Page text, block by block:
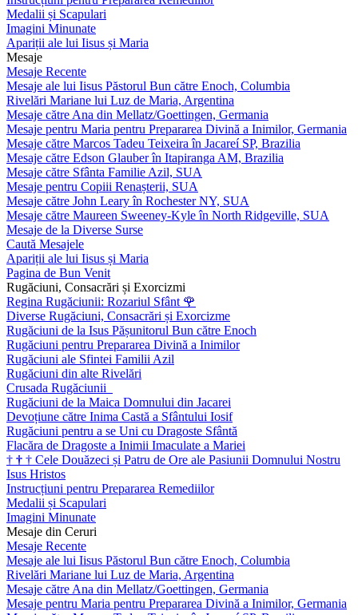
Medalii și Scapulari
Imagini Minunate
Apariții ale lui Iisus și Maria
Mesaje
Mesaje Recente
Mesaje ale lui Iisus Păstorul Bun către Enoch, Columbia
Rivelări Mariane lui Luz de Maria, Argentina
Mesaje către Ana din Mellatz/Goettingen, Germania
Mesaje pentru Maria pentru Prepararea Divină a Inimilor, Germania
Mesaje către Marcos Tadeu Teixeira în Jacareí SP, Brazilia
Mesaje către Edson Glauber în Itapiranga AM, Brazilia
Mesaje către Sfânta Familie Azil, SUA
Mesaje pentru Copiii Renașterii, SUA
Mesaje către John Leary în Rochester NY, SUA
Mesaje către Maureen Sweeney-Kyle în North Ridgeville, SUA
Mesaje de la Diverse Surse
Caută Mesajele
Apariții ale lui Iisus și Maria
Pagina de Bun Venit
Rugăciuni, Consacrări și Exorcizmi
Regina Rugăciunii: Rozariul Sfânt 🌹
Diverse Rugăciuni, Consacrări și Exorcizme
Rugăciuni de la Isus Pășunitorul Bun către Enoch
Rugăciuni pentru Prepararea Divină a Inimilor
Rugăciuni ale Sfintei Familii Azil
Rugăciuni din alte Rivelări
Crusada Rugăciunii
Rugăciuni de la Maica Domnului din Jacarei
Devoțiune către Inima Castă a Sfântului Iosif
Rugăciuni pentru a se Uni cu Dragoste Sfântă
Flacăra de Dragoste a Inimii Imaculate a Mariei
† † † Cele Douăzeci și Patru de Ore ale Pasiunii Domnului Nostru
Isus Hristos
Instrucțiuni pentru Prepararea Remediilor
Medalii și Scapulari
Imagini Minunate
Mesaje din Ceruri
Mesaje Recente
Mesaje ale lui Iisus Păstorul Bun către Enoch, Columbia
Rivelări Mariane lui Luz de Maria, Argentina
Mesaje către Ana din Mellatz/Goettingen, Germania
Mesaje pentru Maria pentru Prepararea Divină a Inimilor, Germania